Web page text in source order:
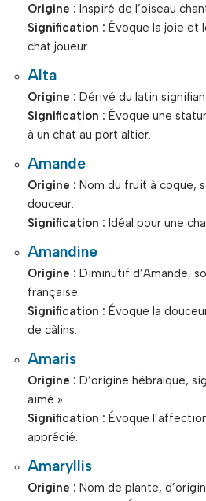
Origine : Inspiré de l’oiseau
Signification : Évoque la joie et
chat joueur.
Alta
Origine : Dérivé du latin
Signification : Évoque une
à un chat au port altier.
Amande
Origine : Nom du fruit à coque,
douceur.
Signification : Idéal pour une
Amandine
Origine : Diminutif d’Amande,
française.
Signification : Évoque la
de câlins.
Amaris
Origine : D’origine hébraïque,
aimé ».
Signification : Évoque
apprécié.
Amaryllis
Origine : Nom de plante,